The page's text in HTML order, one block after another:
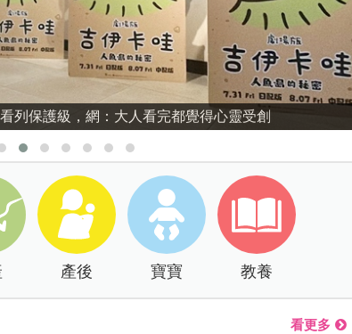
核心，不是成績而是讀懂孩子的心理準備度
產後 寶寶 教養
看更多